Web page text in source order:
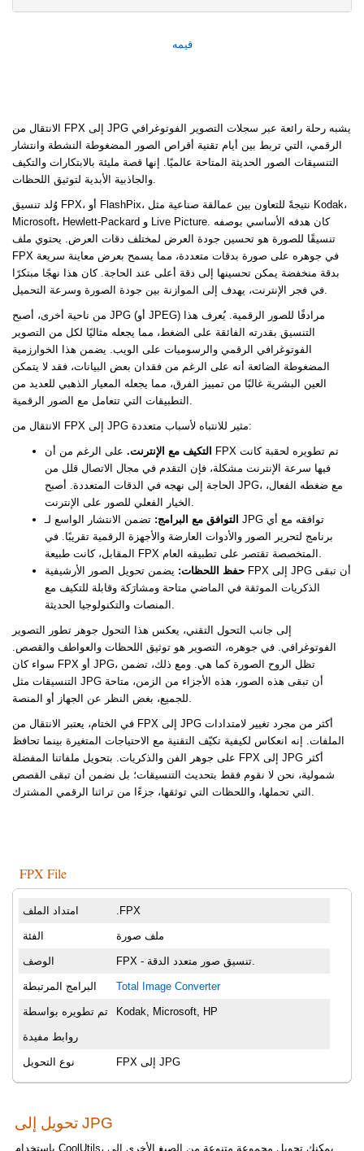
قيمه
الانتقال من FPX إلى JPG يشبه رحلة رائعة عبر سجلات التصوير الفوتوغرافي
الرقمي، التي تربط بين أيام تقنية أقراص الصور المضغوطة النشطة وانتشار
التنسيقات الصور الحديثة المتاحة عالميًا. إنها قصة مليئة بالابتكارات والتكيف
والجاذبية الأبدية لتوثيق اللحظات.
وُلد تنسيق FPX، أو FlashPix، نتيجةً للتعاون بين عمالقة صناعية مثل Kodak،
Microsoft، Hewlett-Packard و Live Picture. كان هدفه الأساسي بوصفه
تنسيقًا للصورة هو تحسين جودة العرض لمختلف دقات العرض. يحتوي ملف
FPX في جوهره على صورة بدقات متعددة، مما يسمح بعرض معاينة سريعة
بدقة منخفضة يمكن تحسينها إلى دقة أعلى عند الحاجة. كان هذا نهجًا مبتكرًا
في فجر الإنترنت، يهدف إلى الموازنة بين جودة الصورة وسرعة التحميل.
من ناحية أخرى، أصبح JPG (أو JPEG) مرادفًا للصور الرقمية. يُعرف هذا
التنسيق بقدرته الفائقة على الضغط، مما يجعله مثاليًا لكل من التصوير
الفوتوغرافي الرقمي والرسوميات على الويب. يضمن هذا الخوارزمية
المضغوطة الضائعة أنه على الرغم من فقدان بعض البيانات، فقد لا يتمكن
العين البشرية غالبًا من تمييز الفرق، مما يجعله المعيار الذهبي للعديد من
التطبيقات التي تتعامل مع الصور الرقمية.
الانتقال من FPX إلى JPG مثير للانتباه لأسباب متعددة:
التكيف مع الإنترنت. على الرغم من أن FPX تم تطويره لحقبة كانت
فيها سرعة الإنترنت مشكلة، فإن التقدم في مجال الاتصال قلل من
الحاجة إلى نهجه في الدقات المتعددة. أصبح JPG، مع ضغطه الفعال،
الخيار الفعلي للصور على الإنترنت.
التوافق مع البرامج: تضمن الانتشار الواسع لـ JPG توافقه مع أي
برنامج لتحرير الصور والأدوات العارضة والأجهزة الرقمية تقريبًا. في
المقابل، كانت طبيعة FPX المتخصصة تقتصر على تطبيقه العام.
حفظ اللحظات: يضمن تحويل الصور الأرشيفية FPX إلى JPG أن تبقى
الذكريات الموثقة في الماضي متاحة ومشارَكة وقابلة للتكيف مع
المنصات والتكنولوجيا الحديثة.
إلى جانب التحول التقني، يعكس هذا التحول جوهر تطور التصوير
الفوتوغرافي. في جوهره، التصوير هو توثيق اللحظات والعواطف والقصص.
سواء كان FPX أو JPG، تظل الروح الصورة كما هي. ومع ذلك، تضمن
التنسيقات مثل JPG أن تبقى هذه الصور، هذه الأجزاء من الزمن، متاحة
للجميع، بغض النظر عن الجهاز أو المنصة.
في الختام، يعتبر الانتقال من FPX إلى JPG أكثر من مجرد تغيير لامتدادات
الملفات. إنه انعكاس لكيفية تكيّف التقنية مع الاحتياجات المتغيرة بينما تحافظ
على جوهر الفن والذكريات. بتحويل ملفاتنا المفضلة FPX إلى JPG أكثر
شمولية، نحن لا نقوم فقط بتحديث التنسيقات؛ بل نضمن أن تبقى القصص
التي تحملها، واللحظات التي توثقها، جزءًا من تراثنا الرقمي المشترك.
FPX File
امتداد الملف .FPX
الفئة ملف صورة
الوصف FPX - تنسيق صور متعدد الدقة.
البرامج المرتبطة Total Image Converter
تم تطويره بواسطة Kodak, Microsoft, HP
روابط مفيدة
نوع التحويل FPX إلى JPG
تحويل إلى JPG
باستخدام CoolUtils، يمكنك تحويل مجموعة متنوعة من الصيغ الأخرى إلى